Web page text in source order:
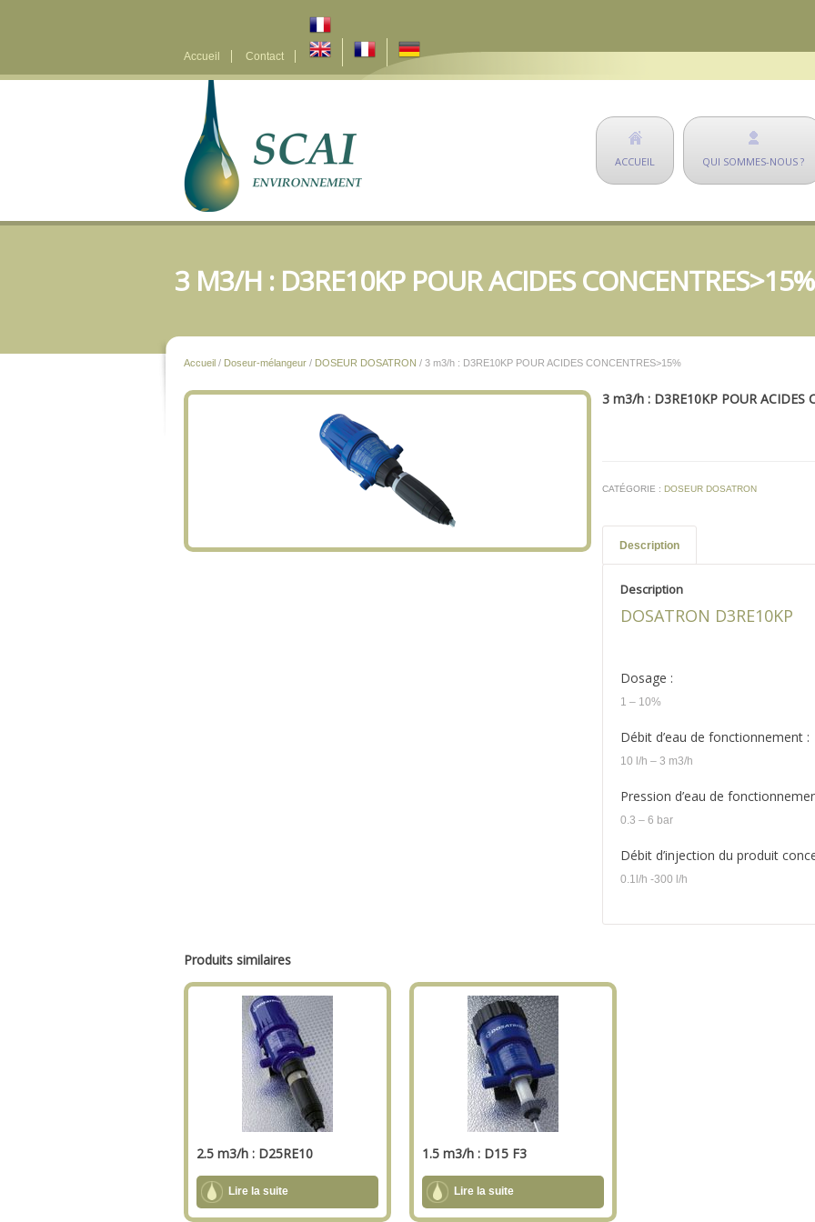
Accueil Contact
ACCUEIL QUI SOMMES-NOUS ?
3 M3/H : D3RE10KP POUR ACIDES CONCENTRES>15%
Accueil / Doseur-mélangeur / DOSEUR DOSATRON / 3 m3/h : D3RE10KP POUR ACIDES CONCENTRES>15%
3 m3/h : D3RE10KP POUR ACIDES
CATÉGORIE : DOSEUR DOSATRON
Description
Description
DOSATRON D3RE10KP
Dosage :
1 – 10%
Débit d’eau de fonctionnement :
10 l/h – 3 m3/h
Pression d’eau de
0.3 – 6 bar
Débit d’injection du produit
0.1l/h -300 l/h
Produits similaires
2.5 m3/h : D25RE10
Lire la suite
1.5 m3/h : D15 F3
Lire la suite